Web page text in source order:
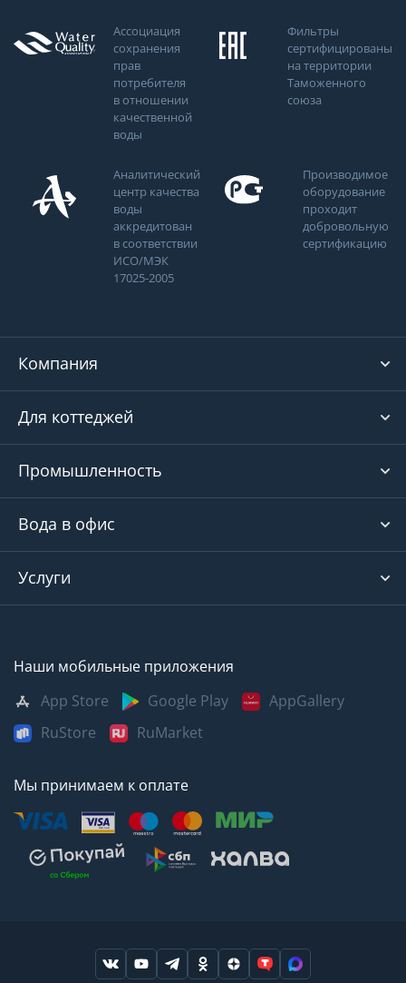
Ассоциация
сохранения
прав
потребителя
в отношении
качественной
воды
Фильтры
сертифицированы
на территории
Таможенного
союза
Аналитический
центр качества
воды
аккредитован
в соответствии
ИСО/МЭК
17025-2005
Производимое
оборудование
проходит
добровольную
сертификацию
Компания
Для коттеджей
Промышленность
Вода в офис
Услуги
Наши мобильные приложения
App Store
Google Play
AppGallery
RuStore
RuMarket
Мы принимаем к оплате